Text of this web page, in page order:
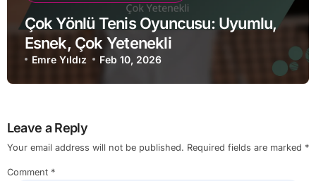
Çok Yönlü Tenis Oyuncusu: Uyumlu,
Esnek, Çok Yetenekli
Emre Yıldız Feb 10, 2026
Leave a Reply
Your email address will not be published. Required fields are marked *
Comment *